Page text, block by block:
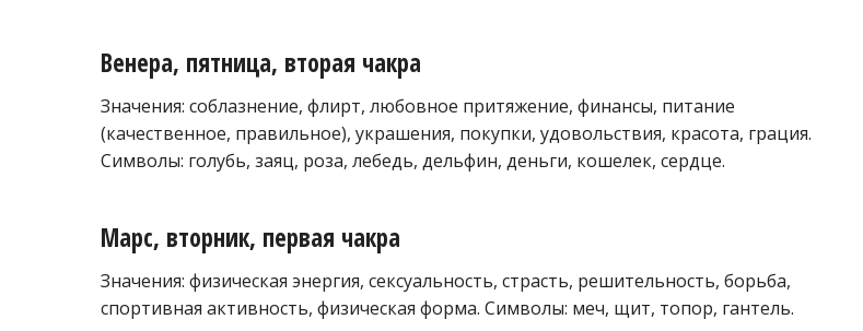
Венера, пятница, вторая чакра
Значения: соблазнение, флирт, любовное притяжение, финансы, питание
(качественное, правильное), украшения, покупки, удовольствия, красота, грация.
Символы: голубь, заяц, роза, лебедь, дельфин, деньги, кошелек, сердце.
Марс, вторник, первая чакра
Значения: физическая энергия, сексуальность, страсть, решительность, борьба,
спортивная активность, физическая форма. Символы: меч, щит, топор, гантель.